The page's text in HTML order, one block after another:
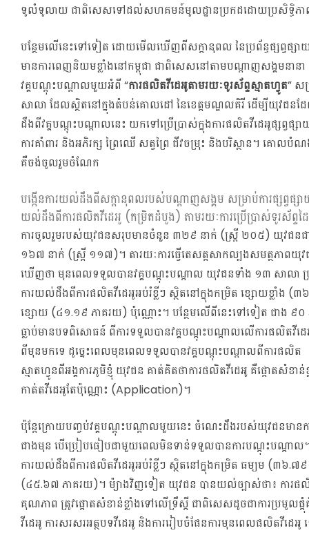
ទូលំទូលាយ ជាពិសេសទៅដល់សហគមន៍មូលដ្ឋានប្រកដដោយប្រសិទ្ធិភ
បន្ថែមលើនេះទៅទៀត ដោយមើលឃើញពីសក្តានុពល នៃប្រព័ន្ធផ្សព្វផ្សា
មានការពេញនិយមខ្លាំងនៅកម្ពុជា ជាពិសេសនៅតាមបណ្តាញសង្គមនាន
វគ្គបណ្តុះបណ្តាលមួយអំពី “ការផលិតវីដេអូតាមរយៈទូរស័ព្ទស្មាតហ្វូត” ស
សាលា ដែលស្ថិតនៅក្នុងតំបន់គោលដៅ នៃខេត្តមណ្ឌលគិរី ដើម្បីយុវជន
ដឹងពីវគ្គបណ្តុះបណ្តាលនេះ យកទៅប្រើប្រាស់ក្នុងការផលិតវីដេអូផ្សព្វផ្ស
ការគាំពារ និងអភិរក្ស ព្រៃឈើ សត្វព្រៃ ជីវចម្រុះ និងបរិស្ថាន។ គោលបំ
គឺចង់ចូលរួមចំណែក
បង្កើនការយល់ដឹងពីសក្តានុពលរបស់បណ្តាញសង្គម សម្រាប់ការផ្សព្វផ្ស
យល់ដឹងពីការផលិតវីដេអូ (កម្រិតដំបូង) តាមរយៈការប្រើប្រាស់ទូរស័ព្ទដ
ការចូលរួមរបស់យុវជនសរុបមានចំនួន ៣២៩ នាក់ (ស្រ្តី ២០៥) យុវជនជ
១៦៧ នាក់ (ស្ត្រី ១១៧)។ តារយៈការធ្វើតេសត្តសាកល្បងសមត្ថភាពយុ
ឃើញថា មុនពេលទទួលបានវគ្គបណ្តុះបណ្តាល យុវជនទាំង ១៣ សាលា ប្
ការយល់ដឹងពីការផលិតវីដេអូអប់រំខ្លីៗ ស្ថិតនៅក្នុងកម្រិត ខ្សោយខ្លាំង (
ខ្សោយ (៤១.១៩ ភាគរយ) ប៉ុណ្ណោះ។ បន្ថែមលើពីនេះទៅទៀត​ ជាង ៩
ធ្លាប់មានបទពិសោធន៍ ពីការទទួលបានវគ្គបណ្តុះបណ្តាលលើការផលិតវីដ
ពីមុនមកទេ ដូច្នេះពេលមុនពេលទទួលបានវគ្គបណ្តុះបណ្តាលពីការផលិត
ស្មាតហ្វូនពីអង្គការភូមិខ្ញុំ យុវជន គាត់គិតថាការផលិតវីដេអូ គឺផ្តោតសំខាន់
កាត់តវីដេអូតែប៉ុណ្ណោះ (Application)។
ប៉ុន្តែក្រោយបញ្ចប់វគ្គបណ្តុះបណ្តាលមួយនេះ ចំណេះដឹងរបស់យុវជនមានក
ជាងមុន បើប្រៀបធៀបជាមួយពេលមិនទាន់ទទួលបានការបណ្តុះបណ្តាល។
ការយល់ដឹងពីការផលិតវីដេអូអប់រំខ្លីៗ ស្ថិតនៅក្នុងកម្រិត ធម្យម (៣៦.៧
(៤៥.៦៧ ភាគរយ)។ ម៉្យាងវិញទៀត យុវជន បានយល់ច្បាស់ថា៖ ការផ
គុណភាព ត្រូវផ្តោតសំខាន់ខ្លាំងទៅលើទ្រឹស្តី ជាពិសេសដូចជាការប្រមូល
វីដេអូ ការសរសរអត្ថបទវីដេអូ និងការរៀបចំផែនការមុនពេលផលិតវីដេអូ